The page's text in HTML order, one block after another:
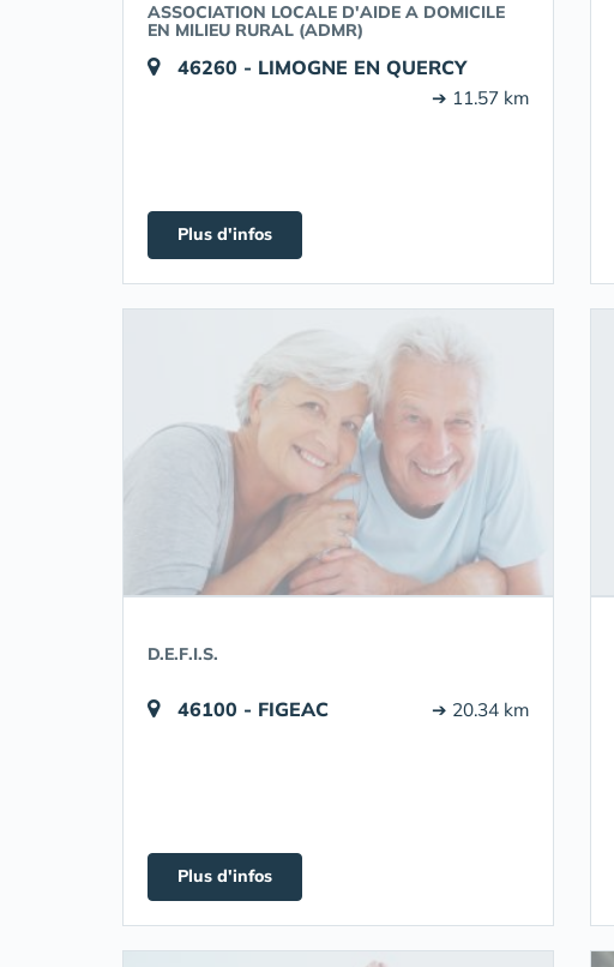
ASSOCIATION LOCALE D'AIDE A DOMICILE
EN MILIEU RURAL (ADMR)
46260 - LIMOGNE EN QUERCY
➔ 11.57 km
Plus d'infos
D.E.F.I.S.
46100 - FIGEAC ➔ 20.34 km
Plus d'infos